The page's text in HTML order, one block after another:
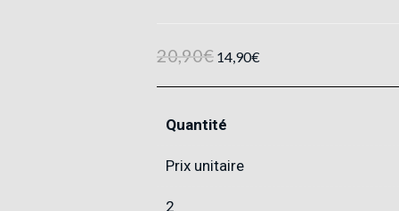
20,90€ 14,90€
Quantité
Prix unitaire
2